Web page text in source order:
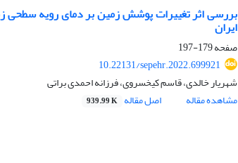
بررسی اثر تغییرات پوشش زمین بر دمای رویه سطحی
ایران
صفحه179-197
10.22131/sepehr.2022.699921
شهریار خالدی، قاسم کیخسروی، فرزانه احمدی براتی
مشاهده مقاله
اصل مقاله 939.99 K